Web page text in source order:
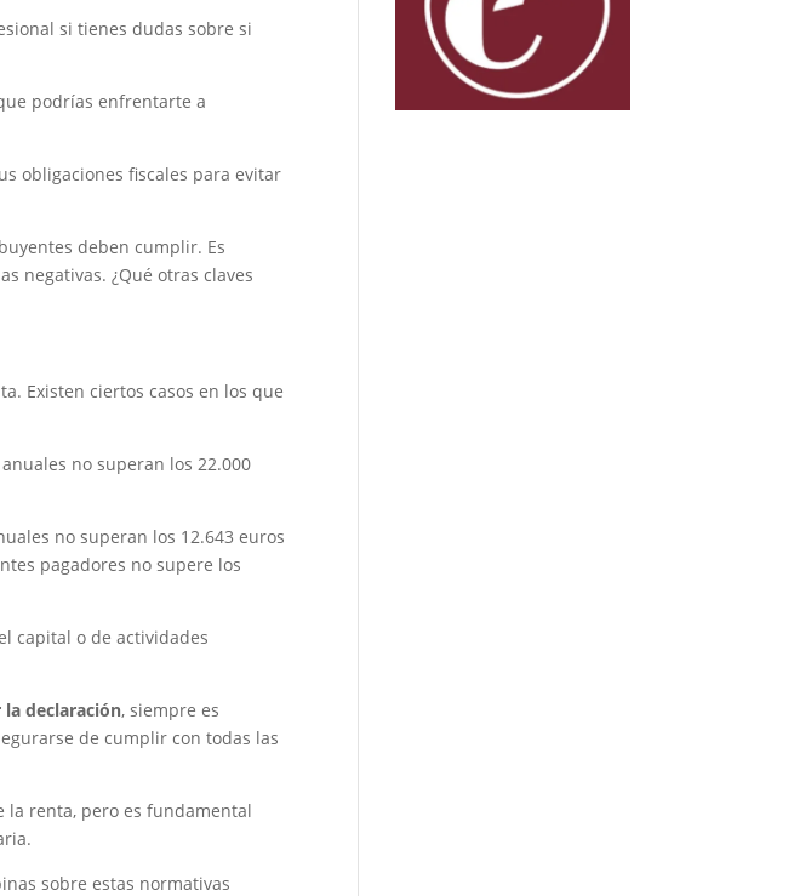
si tienes dudas sobre si
podrías enfrentarte a
obligaciones fiscales para evitar
deben cumplir. Es
negativas. ¿Qué otras claves
Existen ciertos casos en los que
no superan los 22.000
no superan los 12.643 euros
pagadores no supere los
capital o de actividades
la declaración, siempre es
de cumplir con todas las
la renta, pero es fundamental
sobre estas normativas